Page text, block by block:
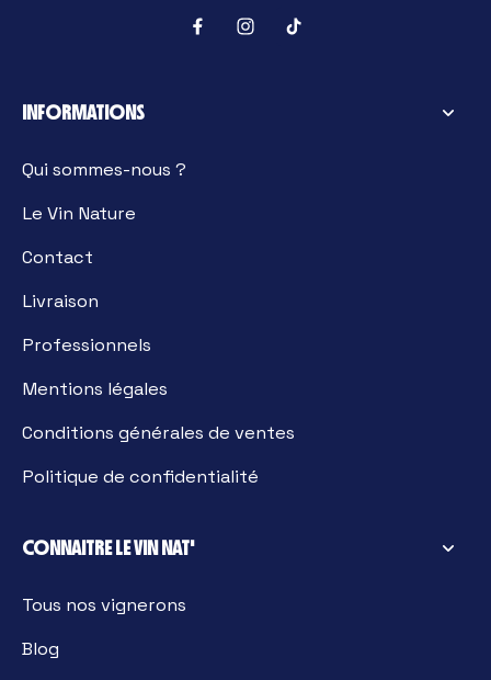
INFORMATIONS
Qui sommes-nous ?
Le Vin Nature
Contact
Livraison
Professionnels
Mentions légales
Conditions générales de ventes
Politique de confidentialité
CONNAITRE LE VIN NAT'
Tous nos vignerons
Blog